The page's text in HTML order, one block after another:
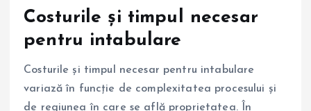
Costurile și timpul necesar
pentru intabulare
Costurile și timpul necesar pentru intabulare
variază în funcție de complexitatea procesului și
de regiunea în care se află proprietatea. În